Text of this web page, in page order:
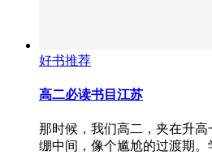
好书推荐
高二必读书目江苏
那时候，我们高二，夹在升
绷中间，像个尴尬的过渡期